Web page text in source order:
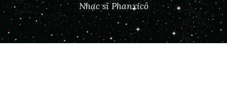
Nhạc sĩ Phanxicô